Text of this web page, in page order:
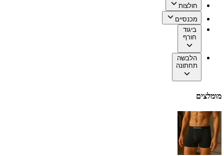
חולצות
מכנסיים
ביגוד
חורף
הלבשה
תחתונה
מומלצים